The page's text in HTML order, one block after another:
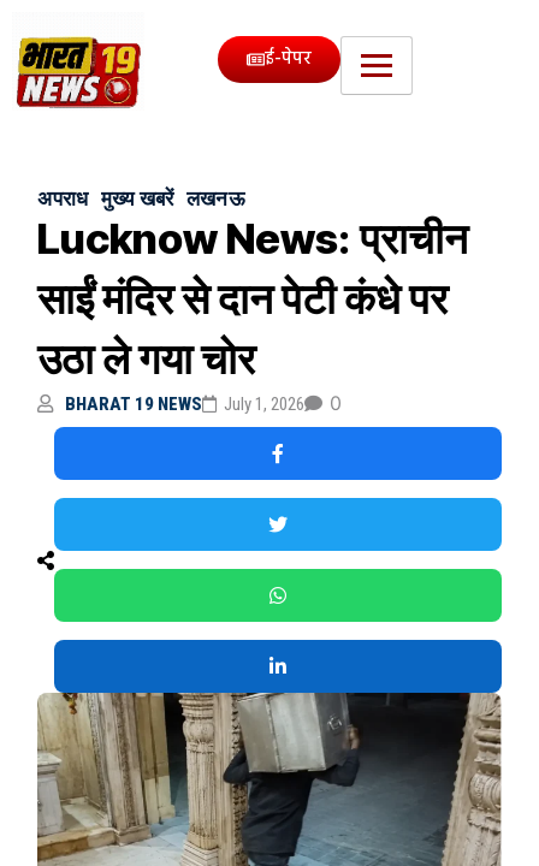
ई-पेपर
अपराध मुख्य खबरें लखनऊ
Lucknow News: प्राचीन
साईं मंदिर से दान पेटी कंधे पर
उठा ले गया चोर
BHARAT 19 NEWS July 1, 2026 0